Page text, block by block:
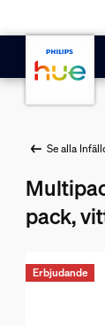
Se alla
pack,
Erbjudande